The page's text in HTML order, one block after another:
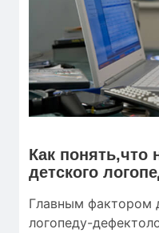
Как
детского
Главным фактором
логопеду-